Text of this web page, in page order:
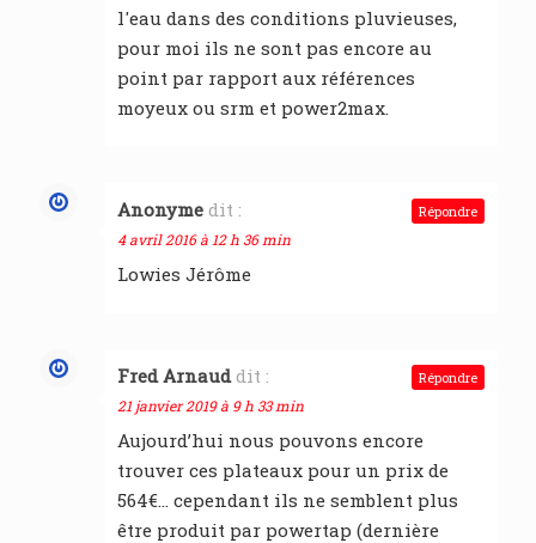
l'eau dans des conditions pluvieuses,
pour moi ils ne sont pas encore au
point par rapport aux références
moyeux ou srm et power2max.
Anonyme dit :
4 avril 2016 à 12 h 36 min
Lowies Jérôme
Répondre
Fred Arnaud dit :
21 janvier 2019 à 9 h 33 min
Aujourd’hui nous pouvons encore
trouver ces plateaux pour un prix de
564€… cependant ils ne semblent plus
être produit par powertap (dernière
Répondre